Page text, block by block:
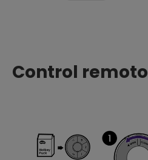
Control remoto